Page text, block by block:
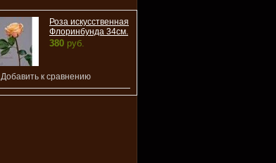
Роза искусственная
Флоринбунда 34см.
380 руб.
Добавить к сравнению